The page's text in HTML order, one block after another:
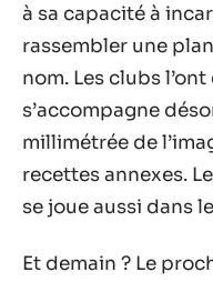
à sa capacité à
rassembler une
nom. Les clubs
s’accompagne
millimétrée de
recettes annexes.
se joue aussi dans
Et demain ? Le